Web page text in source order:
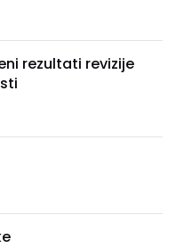
rezultati revizije